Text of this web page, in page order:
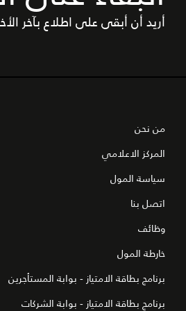
أريد أن أبقى على اطلاع بآخر
من نحن
المركز الاعلامي
سياسة المول
اتصل بنا
وظائف
خارطة المول
برنامج بطاقة الامتياز - بوابة المستأجرين
برنامج بطاقة الامتياز - بوابة الشركات